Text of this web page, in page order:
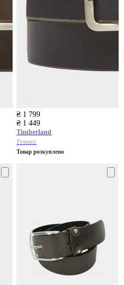
₴ 1 799
₴ 1 449
Timberland
Ремені
Товар розкуплено